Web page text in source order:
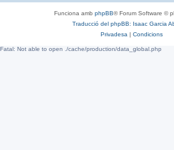
Funciona amb phpBB® Forum Software ©
Traducció del phpBB: Isaac Garcia
Privadesa | Condicions
Fatal: Not able to open ./cache/production/data_global.php